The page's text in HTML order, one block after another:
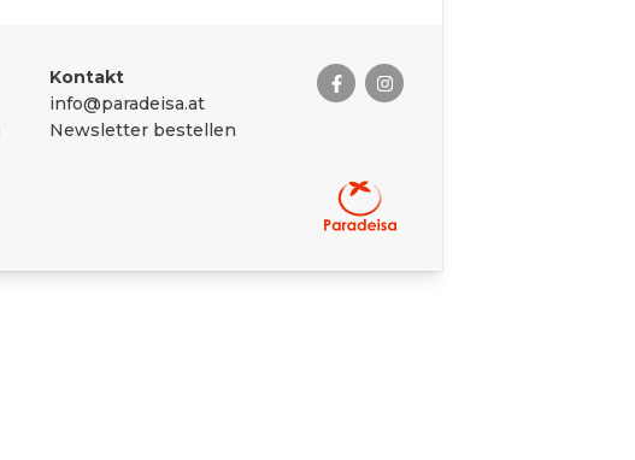
Kontakt
info@paradeisa.at
Newsletter bestellen